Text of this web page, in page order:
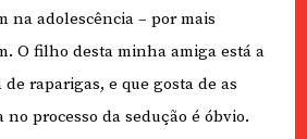
na adolescência – por mais
O filho desta minha amiga está a
raparigas, e que gosta de as
no processo da sedução é óbvio.